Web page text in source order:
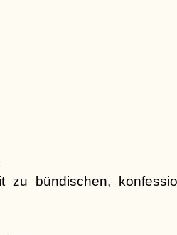
zu bündischen,